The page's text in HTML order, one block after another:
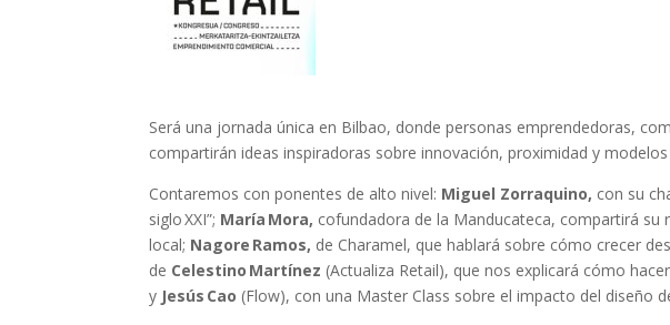
Será una jornada única en Bilbao, donde personas emprendedoras,
compartirán ideas inspiradoras sobre innovación, proximidad y
Contaremos con ponentes de alto nivel: Miguel Zorraquino, con su
siglo XXI”; María Mora, cofundadora de la Manducateca, compartirá su
local; Nagore Ramos, de Charamel, que hablará sobre cómo crecer
de Celestino Martínez (Actualiza Retail), que nos explicará cómo
y Jesús Cao (Flow), con una Master Class sobre el impacto del diseño